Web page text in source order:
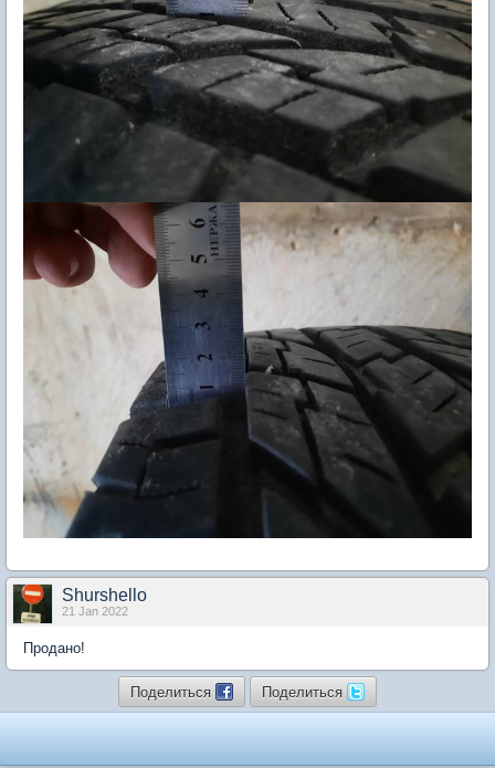
Shurshello
21 Jan 2022
Продано!
Поделиться Поделиться